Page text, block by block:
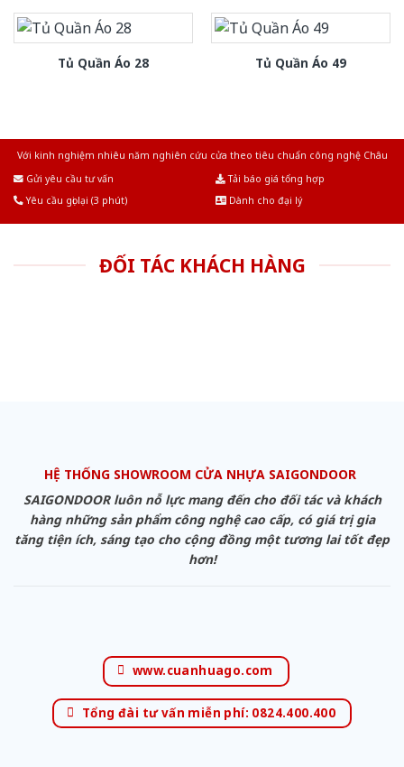
Tủ Quần Áo 28 Tủ Quần Áo 49
Với kinh nghiệm nhiêu năm nghiên cứu cửa theo tiêu chuẩn công nghệ Châu
Gửi yêu cầu tư vấn
Tải báo giá tổng hợp
Yêu cầu gọi lại (3 phút)
Dành cho đại lý
ĐỐI TÁC KHÁCH HÀNG
HỆ THỐNG SHOWROOM CỬA NHỰA SAIGONDOOR
SAIGONDOOR luôn nỗ lực mang đến cho đối tác và khách
hàng những sản phẩm công nghệ cao cấp, có giá trị gia
tăng tiện ích, sáng tạo cho cộng đồng một tương lai tốt đẹp
hơn!
www.cuanhuago.com
Tổng đài tư vấn miễn phí: 0824.400.400